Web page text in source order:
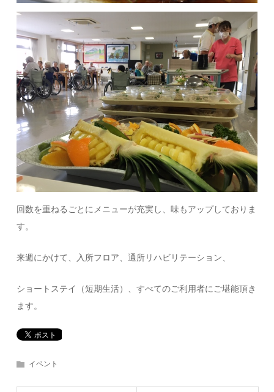
回数を重ねるごとにメニューが充実し、味もアップしておりま
す。
来週にかけて、入所フロア、通所リハビリテーション、
ショートステイ（短期生活）、すべてのご利用者にご堪能頂き
ます。
イベント